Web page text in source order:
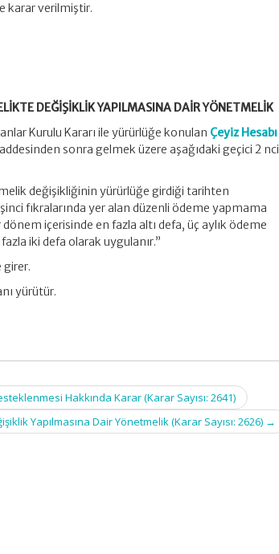
karar verilmiştir.
DEĞİŞİKLİK YAPILMASINA DAİR YÖNETMELİK
Kurulu Kararı ile yürürlüğe konulan Çeyiz Hesabı
sonra gelmek üzere aşağıdaki geçici 2 nci
değişikliğinin yürürlüğe girdiği tarihten
fıkralarında yer alan düzenli ödeme yapmama
dönem içerisinde en fazla altı defa, üç aylık ödeme
iki defa olarak uygulanır.”
girer.
yürütür.
Hakkında Karar (Karar Sayısı: 2641)
Yapılmasına Dair Yönetmelik (Karar Sayısı: 2626) →